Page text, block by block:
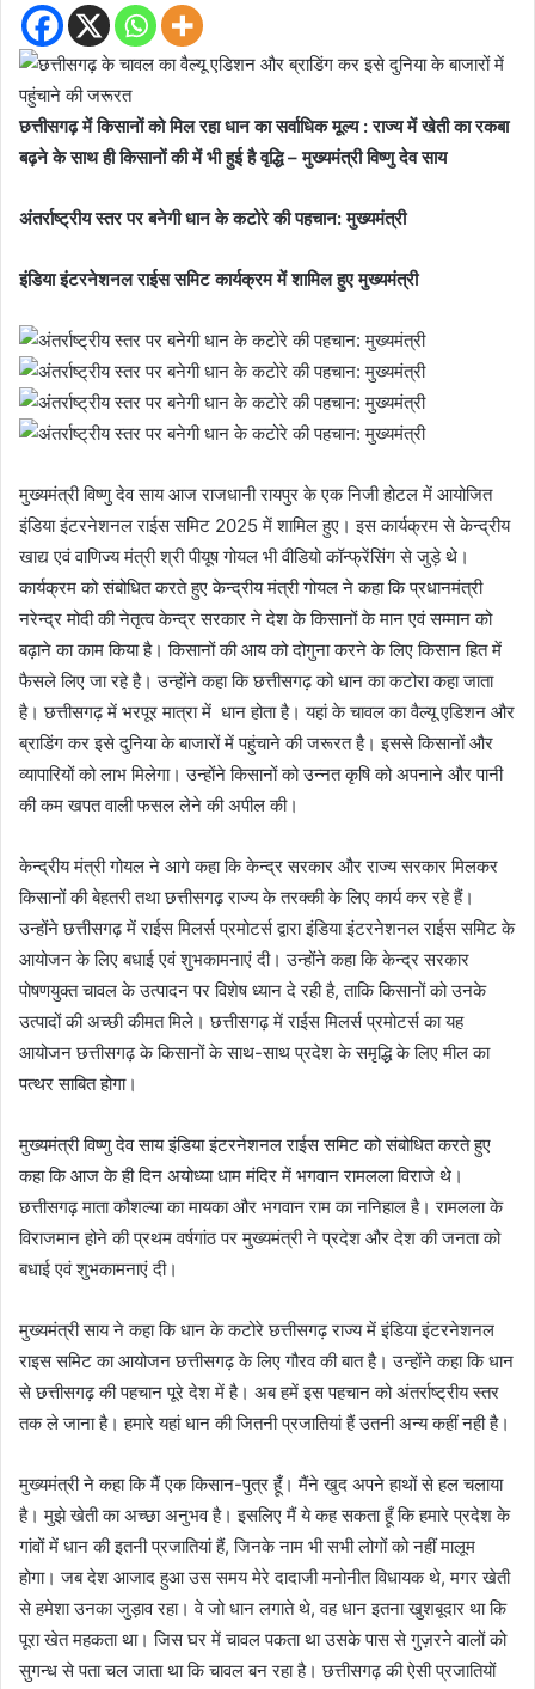
छत्तीसगढ़ में किसानों को मिल रहा धान का सर्वाधिक मूल्य : राज्य में खेती का रकबा
बढ़ने के साथ ही किसानों की में भी हुई है वृद्धि – मुख्यमंत्री विष्णु देव साय
अंतर्राष्ट्रीय स्तर पर बनेगी धान के कटोरे की पहचान: मुख्यमंत्री
इंडिया इंटरनेशनल राईस समिट कार्यक्रम में शामिल हुए मुख्यमंत्री
मुख्यमंत्री विष्णु देव साय आज राजधानी रायपुर के एक निजी होटल में आयोजित
इंडिया इंटरनेशनल राईस समिट 2025 में शामिल हुए। इस कार्यक्रम से केन्द्रीय
खाद्य एवं वाणिज्य मंत्री श्री पीयूष गोयल भी वीडियो कॉन्फ्रेंसिंग से जुड़े थे।
कार्यक्रम को संबोधित करते हुए केन्द्रीय मंत्री गोयल ने कहा कि प्रधानमंत्री
नरेन्द्र मोदी की नेतृत्व केन्द्र सरकार ने देश के किसानों के मान एवं सम्मान को
बढ़ाने का काम किया है। किसानों की आय को दोगुना करने के लिए किसान हित में
फैसले लिए जा रहे है। उन्होंने कहा कि छत्तीसगढ़ को धान का कटोरा कहा जाता
है। छत्तीसगढ़ में भरपूर मात्रा में धान होता है। यहां के चावल का वैल्यू एडिशन और
ब्राडिंग कर इसे दुनिया के बाजारों में पहुंचाने की जरूरत है। इससे किसानों और
व्यापारियों को लाभ मिलेगा। उन्होंने किसानों को उन्नत कृषि को अपनाने और पानी
की कम खपत वाली फसल लेने की अपील की।
केन्द्रीय मंत्री गोयल ने आगे कहा कि केन्द्र सरकार और राज्य सरकार मिलकर
किसानों की बेहतरी तथा छत्तीसगढ़ राज्य के तरक्की के लिए कार्य कर रहे हैं।
उन्होंने छत्तीसगढ़ में राईस मिलर्स प्रमोटर्स द्वारा इंडिया इंटरनेशनल राईस समिट के
आयोजन के लिए बधाई एवं शुभकामनाएं दी। उन्होंने कहा कि केन्द्र सरकार
पोषणयुक्त चावल के उत्पादन पर विशेष ध्यान दे रही है, ताकि किसानों को उनके
उत्पादों की अच्छी कीमत मिले। छत्तीसगढ़ में राईस मिलर्स प्रमोटर्स का यह
आयोजन छत्तीसगढ़ के किसानों के साथ-साथ प्रदेश के समृद्धि के लिए मील का
पत्थर साबित होगा।
मुख्यमंत्री विष्णु देव साय इंडिया इंटरनेशनल राईस समिट को संबोधित करते हुए
कहा कि आज के ही दिन अयोध्या धाम मंदिर में भगवान रामलला विराजे थे।
छत्तीसगढ़ माता कौशल्या का मायका और भगवान राम का ननिहाल है। रामलला के
विराजमान होने की प्रथम वर्षगांठ पर मुख्यमंत्री ने प्रदेश और देश की जनता को
बधाई एवं शुभकामनाएं दी।
मुख्यमंत्री साय ने कहा कि धान के कटोरे छत्तीसगढ़ राज्य में इंडिया इंटरनेशनल
राइस समिट का आयोजन छत्तीसगढ़ के लिए गौरव की बात है। उन्होंने कहा कि धान
से छत्तीसगढ़ की पहचान पूरे देश में है। अब हमें इस पहचान को अंतर्राष्ट्रीय स्तर
तक ले जाना है। हमारे यहां धान की जितनी प्रजातियां हैं उतनी अन्य कहीं नही है।
मुख्यमंत्री ने कहा कि मैं एक किसान-पुत्र हूँ। मैंने खुद अपने हाथों से हल चलाया
है। मुझे खेती का अच्छा अनुभव है। इसलिए मैं ये कह सकता हूँ कि हमारे प्रदेश के
गांवों में धान की इतनी प्रजातियां हैं, जिनके नाम भी सभी लोगों को नहीं मालूम
होगा। जब देश आजाद हुआ उस समय मेरे दादाजी मनोनीत विधायक थे, मगर खेती
से हमेशा उनका जुड़ाव रहा। वे जो धान लगाते थे, वह धान इतना खुशबूदार था कि
पूरा खेत महकता था। जिस घर में चावल पकता था उसके पास से गुज़रने वालों को
सुगन्ध से पता चल जाता था कि चावल बन रहा है। छत्तीसगढ़ की ऐसी प्रजातियों